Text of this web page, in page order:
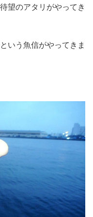
望のアタリがやってき
いう魚信がやってきま